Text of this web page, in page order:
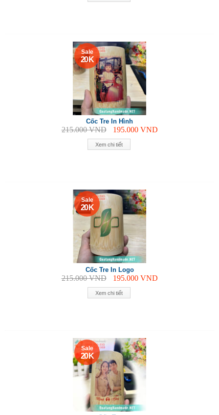
Xem chi tiết
Sale
20 K
Cốc Tre In Hình
215.000VND 195.000 VND
Xem chi tiết
Sale
20 K
Cốc Tre In Logo
215.000VND 195.000 VND
Sale
20 K